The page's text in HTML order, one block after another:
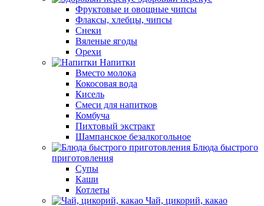
Фруктовые и овощные чипсы
Флаксы, хлебцы, чипсы
Снеки
Вяленые ягоды
Орехи
Напитки
Вместо молока
Кокосовая вода
Кисель
Смеси для напитков
Комбуча
Пихтовый экстракт
Шампанское безалкогольное
Блюда быстрого
приготовления
Супы
Каши
Котлеты
Чай, цикорий, какао